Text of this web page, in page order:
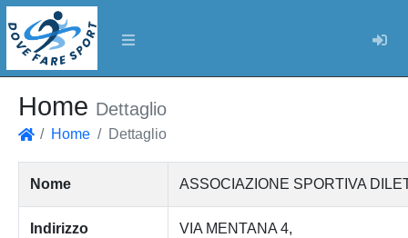
Home Dettaglio
Home Dettaglio
Nome ASSOCIAZIONE SPORTIVA
Indirizzo VIA MENTANA 4,